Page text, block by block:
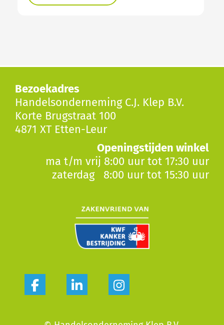
Bezoekadres
Handelsonderneming C.J. Klep B.V.
Korte Brugstraat 100
4871 XT Etten-Leur
Openingstijden winkel
ma t/m vrij 8:00 uur tot 17:30 uur
zaterdag 8:00 uur tot 15:30 uur